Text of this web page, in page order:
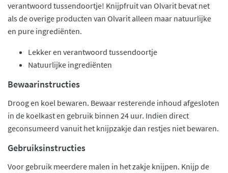
verantwoord tussendoortje! Knijpfruit van Olvarit bevat net
als de overige producten van Olvarit alleen maar natuurlijke
en pure ingrediënten.
Lekker en verantwoord tussendoortje
Natuurlijke ingrediënten
Bewaarinstructies
Droog en koel bewaren. Bewaar resterende inhoud afgesloten
in de koelkast en gebruik binnen 24 uur. Indien direct
geconsumeerd vanuit het knijpzakje dan restjes niet bewaren.
Gebruiksinstructies
Voor gebruik meerdere malen in het zakje knijpen. Knijp de